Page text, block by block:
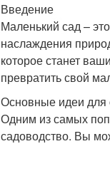
Введение
Маленький сад –
наслаждения
которое станет
превратить свой
Основные идеи для
Одним из самых
садоводство. Вы